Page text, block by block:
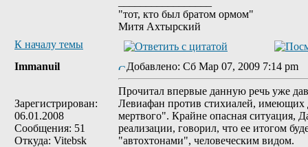
"тот, кто был братом ормом"
Митя Ахтырский
К началу темы
Immanuil
Зарегистрирован:
06.01.2008
Сообщения: 51
Откуда: Vitebsk
Добавлено: Сб Мар 07, 2009 7:14 pm
Прочитал впервые данную речь уже
Левиафан против стихиалей,
мертвого". Крайне опасная ситуация,
реализации, говорил, что ее итогом
"автохтонами", человеческим видом.